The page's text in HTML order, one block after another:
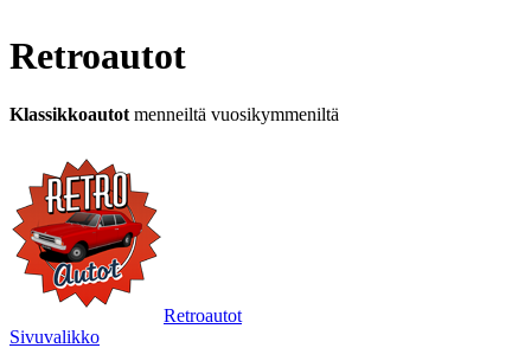
Retroautot
Klassikkoautot menneiltä vuosikymmeniltä
Retroautot
Sivuvalikko